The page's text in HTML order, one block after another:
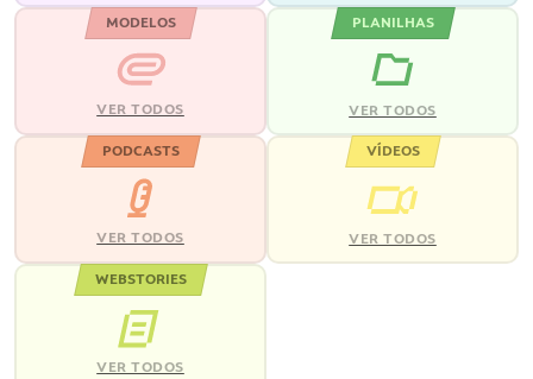
MODELOS
VER TODOS
PLANILHAS
VER TODOS
PODCASTS
VER TODOS
VÍDEOS
VER TODOS
WEBSTORIES
VER TODOS